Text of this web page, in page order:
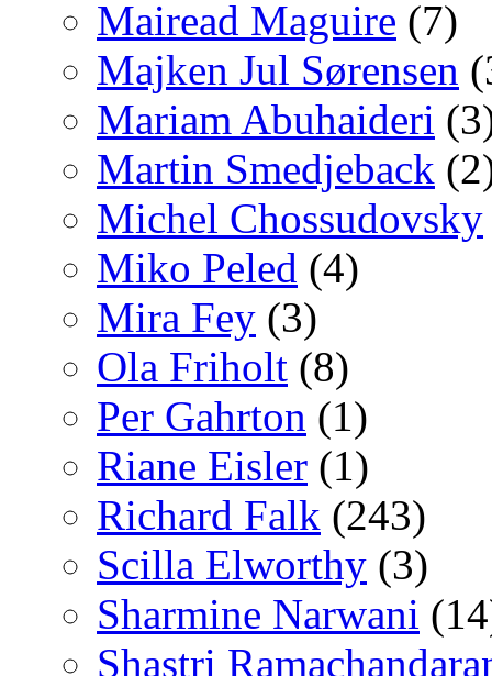
Mairead Maguire (7)
Majken Jul Sørensen
Mariam Abuhaideri
Martin Smedjeback
Michel Chossudovsky
Miko Peled (4)
Mira Fey (3)
Ola Friholt (8)
Per Gahrton (1)
Riane Eisler (1)
Richard Falk (243)
Scilla Elworthy (3)
Sharmine Narwani
Shastri